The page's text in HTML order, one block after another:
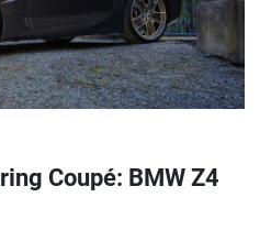
Coupé: BMW Z4